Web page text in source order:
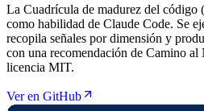
La Cuadrícula de madurez del código
como habilidad de Claude Code. Se
recopila señales por dimensión y
con una recomendación de Camino
licencia MIT.
Ver en GitHub